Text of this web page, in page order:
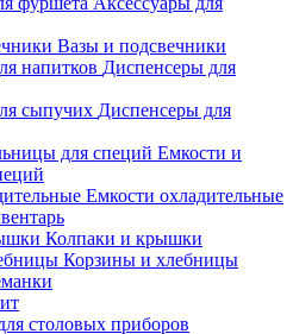
Вазы и подсвечники
Диспенсеры для
Диспенсеры для
Емкости и
Емкости охладительные
Колпаки и крышки
Корзины и хлебницы